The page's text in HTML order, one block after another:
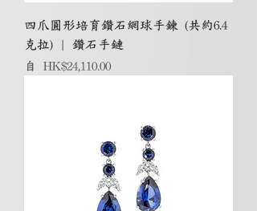
四爪圓形培育鑽石網球手鍊 (共約6.4
克拉) | 鑽石手鏈
自 HK$24,110.00
促銷價格